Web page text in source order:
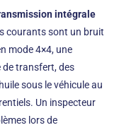
intégrale
courants sont un bruit
mode 4×4, une
de transfert, des
sous le véhicule au
Un inspecteur
lors de